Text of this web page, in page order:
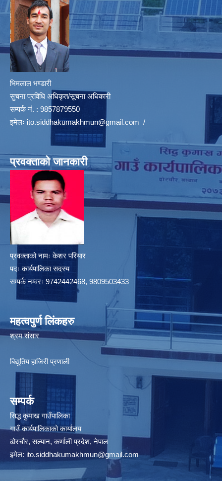
भिमलाल भण्डारी
सुचना प्रविधि अधिकृत/सूचना अधिकारी
सम्पर्क नं. : 9857879550
इमेलः ito.siddhakumakhmun@gmail.com /
प्रवक्ताको जानकारी
प्रवक्ताको नामः केशर परियार
पदः कार्यपालिका सदस्य
सम्पर्क नम्वरः 9742442468, 9809503433
महत्वपुर्ण लिंकहरु
श्रम संसार
बिद्युतिय हाजिरी प्रणाली
सम्पर्क
सिद्ध कुमाख गाउँपालिका
गाउँ कार्यपालिकाको कार्यालय
ढोरचौर, सल्यान, कर्णाली प्रदेश, नेपाल
इमेल: ito.siddhakumakhmun@gmail.com